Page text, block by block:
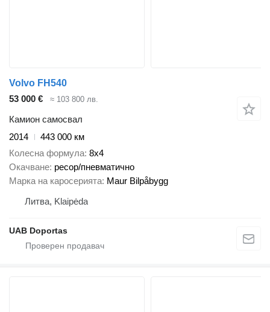
Volvo FH540
53 000 €
≈ 103 800 лв.
Камион самосвал
2014
443 000 км
Колесна формула 8x4
Окачване ресор/пневматично
Марка на каросерията Maur Bilpåbygg
Литва, Klaipėda
UAB Doportas